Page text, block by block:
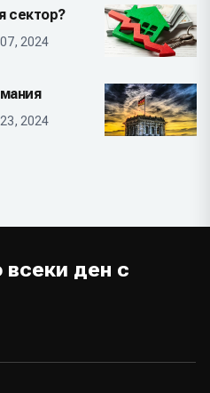
сектор?
2024
2024
ден с